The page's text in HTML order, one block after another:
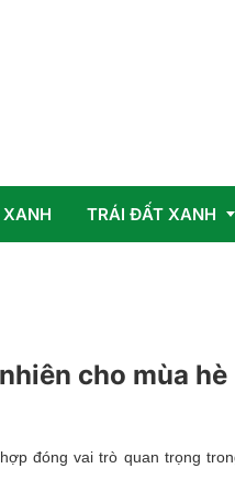
XANH TRÁI ĐẤT XANH
Giải pháp
cho mùa hè
đóng vai trò quan trọng